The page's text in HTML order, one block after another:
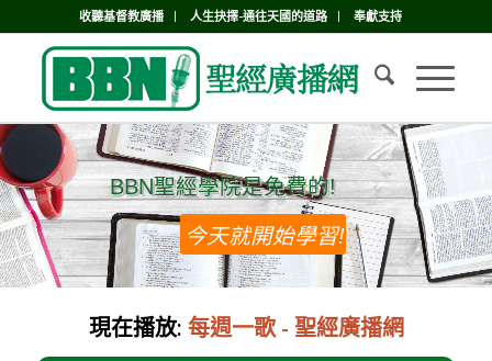
收聽基督教廣播 人生抉擇-通往天國的道路 奉獻支持
BBN聖經學院是免費的!
BBN聖經學院是免費的!
今天就開始學習!
現在播放: 每週一歌 - 聖經廣播網